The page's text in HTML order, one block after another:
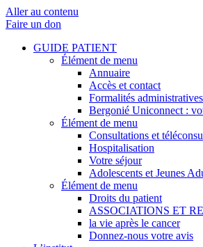
Aller au contenu
Faire un don
GUIDE PATIENT
Élément de menu
Annuaire
Accès et contact
Formalités administratives
Bergonié Uniconnect :
Élément de menu
Consultations et
Hospitalisation
Votre séjour
Adolescents et Jeunes
Élément de menu
Droits du patient
ASSOCIATIONS ET
la vie après le cancer
Donnez-nous votre avis